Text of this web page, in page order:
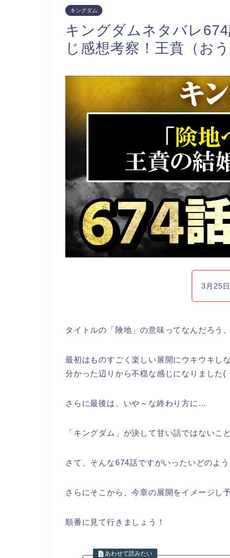
キングダム
キングダムネタバレ
じ感想考察！王賁（お
3月25
タイトルの「険地」の意味ってなんだろう
最初はものすごく楽しい展開にウキウキし
分かった辺りから不穏な感じになりました(
さらに最後は、いや～な終わり方に…
「キングダム」が決して甘い話ではないこ
さて、そんな674話ですがいったいどのよ
さらにそこから、今章の展開をイメージし
順番に見て行きましょう！